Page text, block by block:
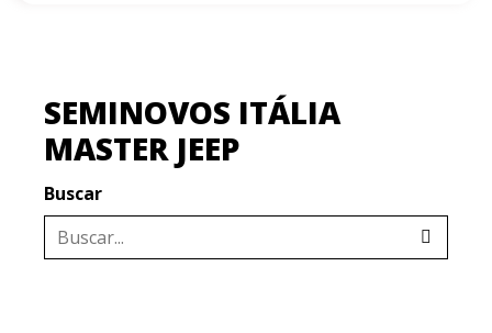
SEMINOVOS ITÁLIA
MASTER JEEP
Buscar